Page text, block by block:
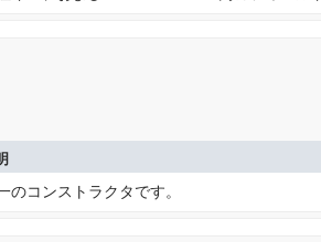
のコンストラクタです。